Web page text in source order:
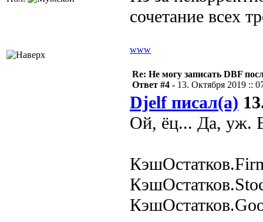
сочетание всех
www
Re: Не могу записать DBF
Ответ #4 - 13. Октября 2019 ::
Djelf писал(а)
Ой, ёц... Да, уж.